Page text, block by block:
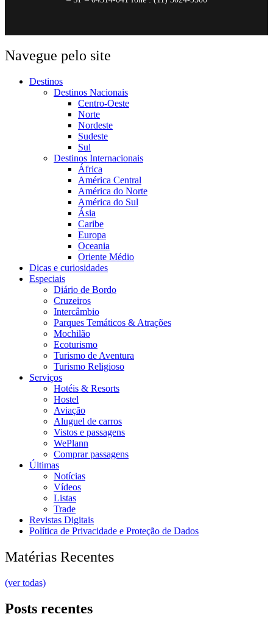
Navegue pelo site
Destinos
Destinos Nacionais
Centro-Oeste
Norte
Nordeste
Sudeste
Sul
Destinos Internacionais
África
América Central
América do Norte
América do Sul
Ásia
Caribe
Europa
Oceania
Oriente Médio
Dicas e curiosidades
Especiais
Diário de Bordo
Cruzeiros
Intercâmbio
Parques Temáticos & Atrações
Mochilão
Ecoturismo
Turismo de Aventura
Turismo Religioso
Serviços
Hotéis & Resorts
Hostel
Aviação
Aluguel de carros
Vistos e passagens
WePlann
Comprar passagens
Últimas
Notícias
Vídeos
Listas
Trade
Revistas Digitais
Política de Privacidade e Proteção de Dados
Matérias Recentes
(ver todas)
Posts recentes